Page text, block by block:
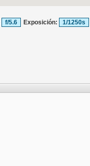
f/5.6 Exposición: 1/1250s